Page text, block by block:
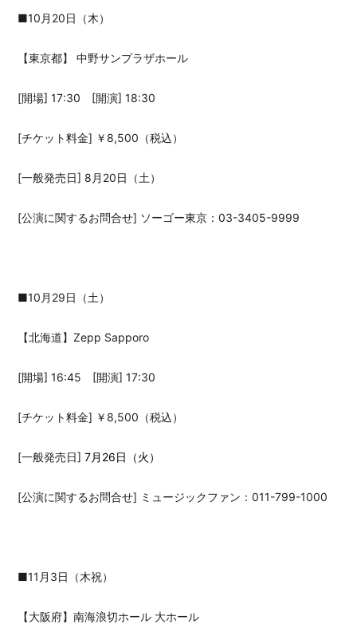
■10月20日（木）
【東京都】 中野サンプラザホール
[開場] 17:30 [開演] 18:30
[チケット料金] ￥8,500（税込）
[一般発売日] 8月20日（土）
[公演に関するお問合せ] ソーゴー東京：03-3405-9999
■10月29日（土）
【北海道】Zepp Sapporo
[開場] 16:45 [開演] 17:30
[チケット料金] ￥8,500（税込）
[一般発売日] 7月26日（火）
[公演に関するお問合せ] ミュージックファン：011-799-1000
■11月3日（木祝）
【大阪府】南海浪切ホール 大ホール